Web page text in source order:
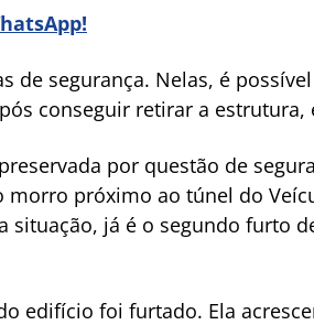
de segurança. Nelas, é
conseguir retirar a estrutura,
por questão de
próximo ao túnel do
situação, já é o segundo furto
edifício foi furtado. Ela